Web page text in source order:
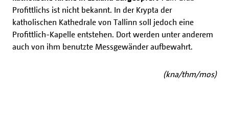
Profittlichs ist nicht bekannt. In der Krypta der
katholischen Kathedrale von Tallinn soll jedoch eine
Profittlich-Kapelle entstehen. Dort werden unter anderem
auch von ihm benutzte Messgewänder aufbewahrt.
(kna/thm/mos)